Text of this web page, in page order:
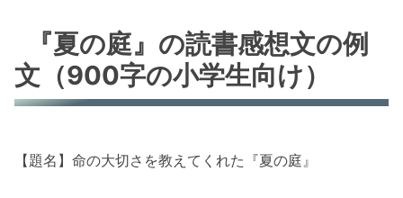
『夏の庭』の読書感想文の例
文（900字の小学生向け）
【題名】命の大切さを教えてくれた『夏の庭』